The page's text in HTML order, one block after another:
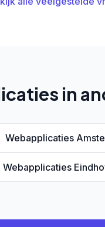
in
Webapplicaties
Webapplicaties